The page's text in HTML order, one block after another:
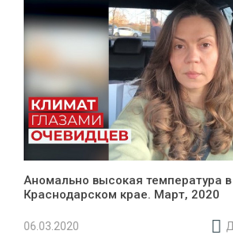
Аномально высокая температура в
Краснодарском крае. Март, 2020
06.03.2020